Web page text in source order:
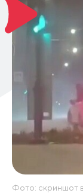
Фото: скриншот